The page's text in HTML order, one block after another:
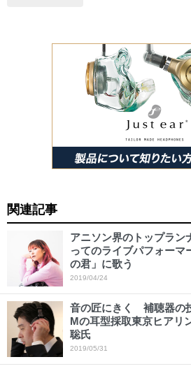
関連記事
アニソン界のトップラン
ってのライブパフォー
の君」に歌う
2019/04/24
音の匠にきく 補聴器の
Mの耳型採取東京ヒア
聡氏
2019/05/31